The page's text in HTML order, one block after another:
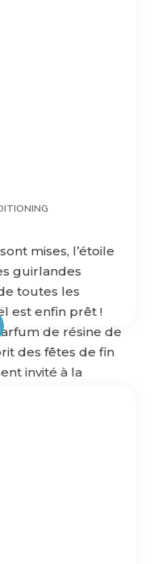
mises, l’étoile
guirlandes
toutes les
est enfin prêt !
de résine de
des fêtes de fin
invité à la